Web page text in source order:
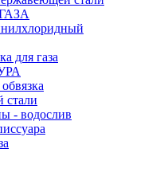
для газа
стали
- водослив